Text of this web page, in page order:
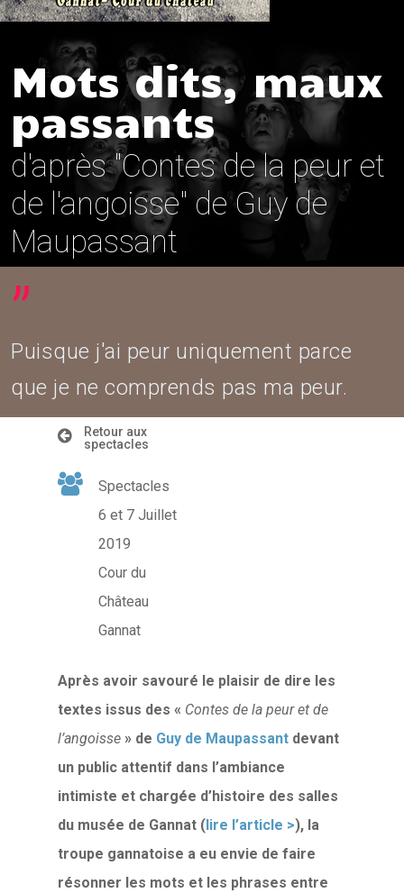
Mots dits, maux
passants
d'après "Contes de la peur et
de l'angoisse" de Guy de
Maupassant
”
Puisque j'ai peur uniquement parce
que je ne comprends pas ma peur.
Retour aux
spectacles
Spectacles
6 et 7 Juillet
2019
Cour du
Château
Gannat
Après avoir savouré le plaisir de dire les
textes issus des « Contes de la peur et de
l’angoisse » de Guy de Maupassant devant
un public attentif dans l’ambiance
intimiste et chargée d’histoire des salles
du musée de Gannat (lire l’article >), la
troupe gannatoise a eu envie de faire
résonner les mots et les phrases entre